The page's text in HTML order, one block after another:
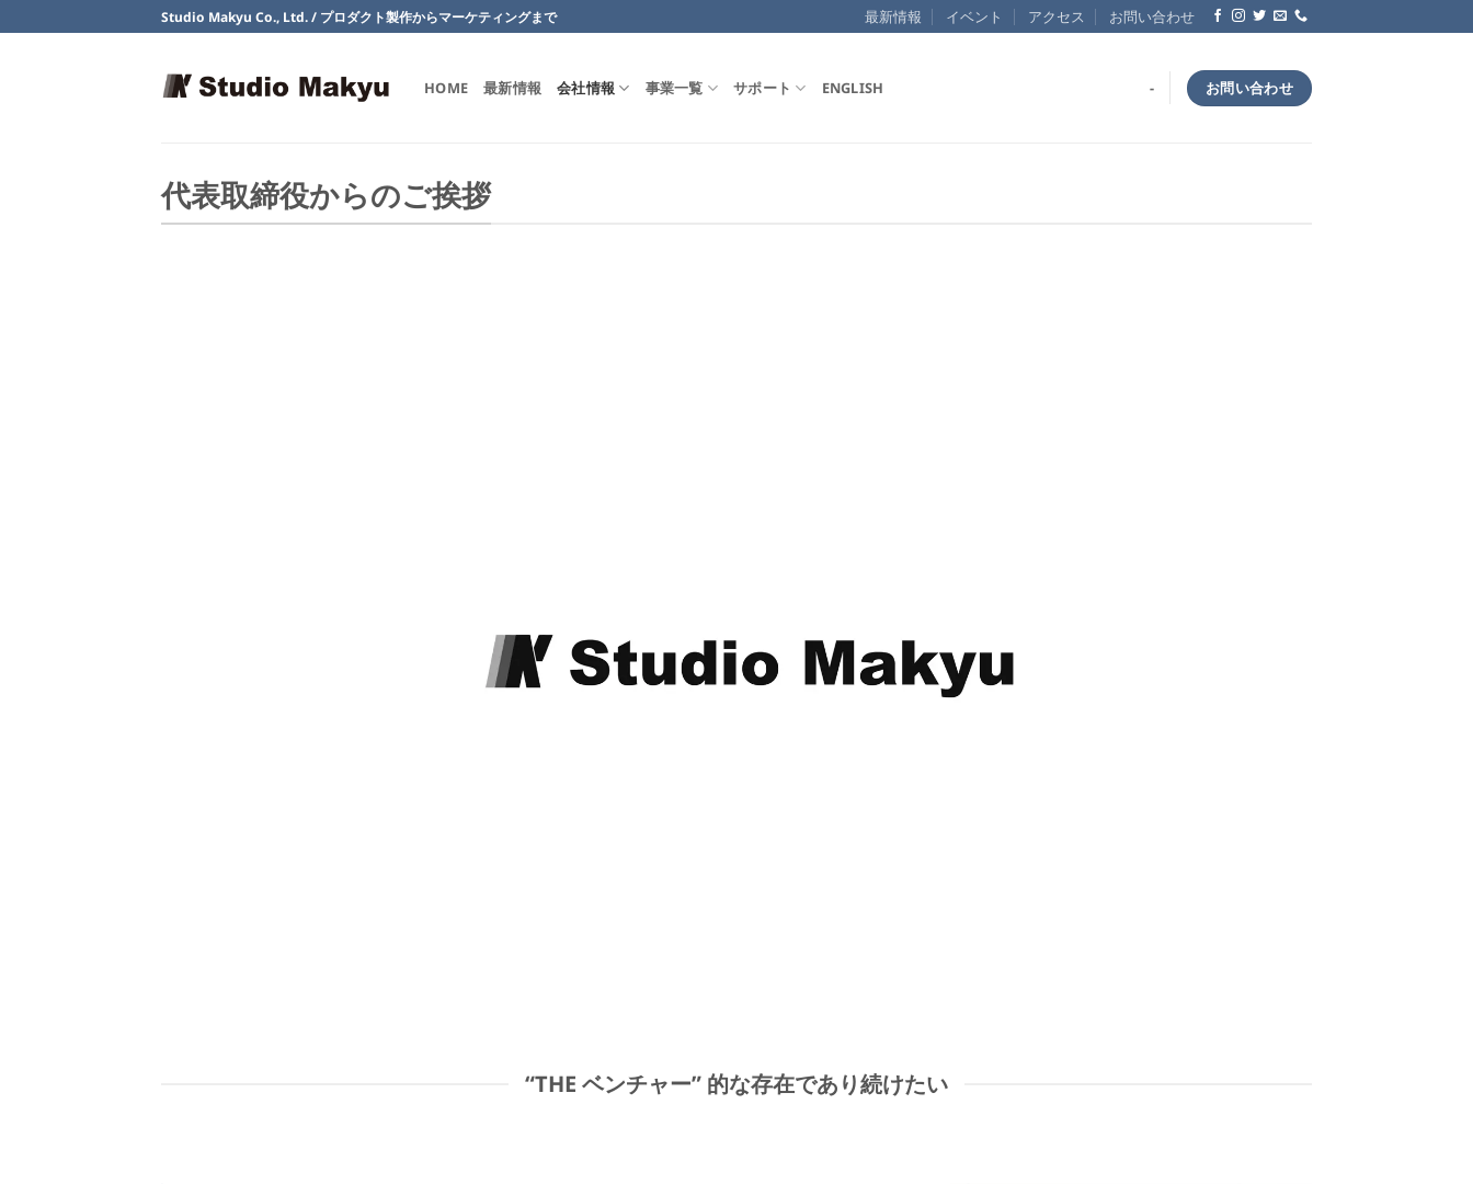
to
Studio Makyu Co., Ltd. / プロダクト製作からマーケティングまで 最新情報 イベント アクセス お問い合わせ
HOME 最新情報 会社情報 事業一覧 サポート ENGLISH - お問い合わせ
代表取締役からのご挨拶
“THE ベンチャー” 的な存在であり続けたい